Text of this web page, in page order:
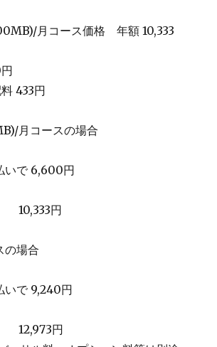
月コース価格 年額 10,333
433円
月コースの場合
いで 6,600円
10,333円
の場合
いで 9,240円
12,973円